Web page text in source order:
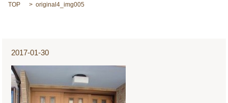
TOP original4_img005
2017-01-30